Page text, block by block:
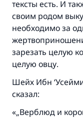
тексты есть. И
своим родом
необходимо за
зарезать целую
целую овцу.
Шейх Ибн
сказал:
«„Верблюд и
Ответ №
Помогите